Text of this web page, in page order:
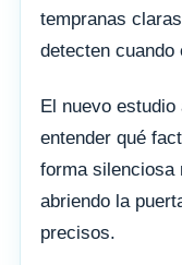
tempranas
detecten cuando
El nuevo
entender qué
forma silenciosa
abriendo la
precisos.